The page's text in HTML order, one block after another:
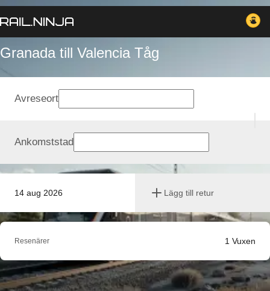
Granada till Valencia Tåg
14 aug 2026 Lägg till retur
Avreseort
Ankomststad
Resenärer 1 Vuxen